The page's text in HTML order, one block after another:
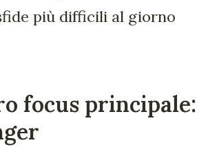
più difficili al giorno
focus principale: